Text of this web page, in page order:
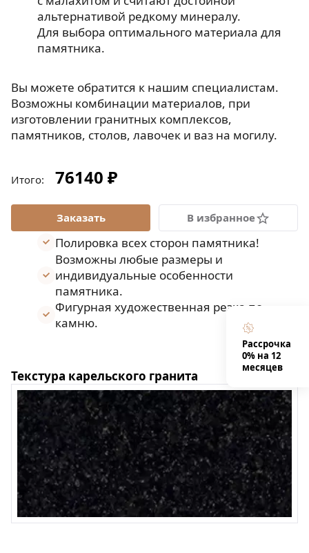
альтернативой редкому минералу.
Для выбора оптимального материала для
памятника.
Вы можете обратится к нашим специалистам.
Возможны комбинации материалов, при
изготовлении гранитных комплексов,
памятников, столов, лавочек и ваз на могилу.
Итого: 76140 ₽
В избранное
Полировка всех сторон памятника!
Возможны любые размеры и
индивидуальные особенности
памятника.
Фигурная художественная резка по
камню.
Текстура карельского гранита
Рассрочка
0% на 12
месяцев